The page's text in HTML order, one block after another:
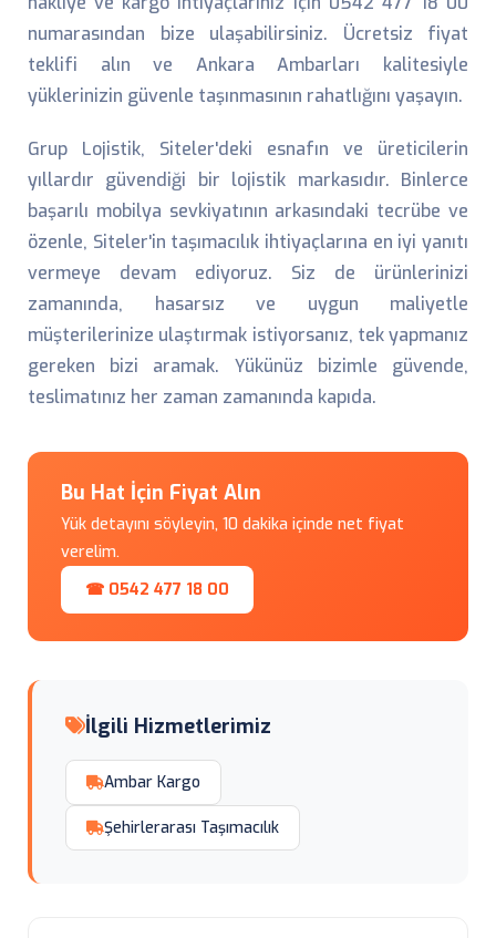
numarasından bize ulaşabilirsiniz. Ücretsiz fiyat
teklifi alın ve Ankara Ambarları kalitesiyle
yüklerinizin güvenle taşınmasının rahatlığını yaşayın.
Grup Lojistik, Siteler'deki esnafın ve üreticilerin
yıllardır güvendiği bir lojistik markasıdır. Binlerce
başarılı mobilya sevkiyatının arkasındaki tecrübe ve
özenle, Siteler'in taşımacılık ihtiyaçlarına en iyi yanıtı
vermeye devam ediyoruz. Siz de ürünlerinizi
zamanında, hasarsız ve uygun maliyetle
müşterilerinize ulaştırmak istiyorsanız, tek yapmanız
gereken bizi aramak. Yükünüz bizimle güvende,
teslimatınız her zaman zamanında kapıda.
Bu Hat İçin Fiyat Alın
Yük detayını söyleyin, 10 dakika içinde net fiyat
verelim.
☎ 0542 477 18 00
İlgili Hizmetlerimiz
Ambar Kargo
Şehirlerarası Taşımacılık